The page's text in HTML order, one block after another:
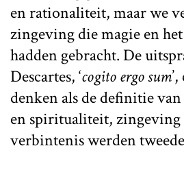
en rationaliteit, maar we
zingeving die magie en
hadden gebracht. De
Descartes, ‘cogito ergo sum
denken als de definitie
en spiritualiteit, zingeving
verbintenis werden